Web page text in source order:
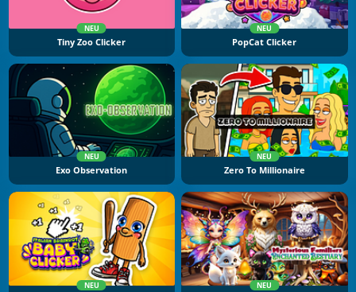
NEU
Tiny Zoo Clicker
NEU
PopCat Clicker
NEU
Exo Observation
NEU
Zero To Millionaire
NEU NEU